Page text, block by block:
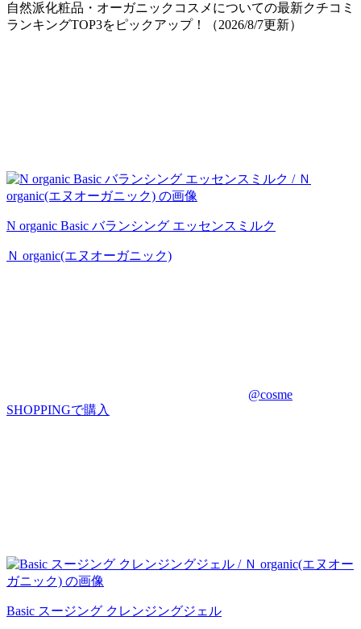
自然派化粧品・オーガニックコスメについての最新クチコミ
ランキングTOP3をピックアップ！（2026/8/7更新）
N organic Basic バランシング エッセンスミルク
Ｎ organic(エヌオーガニック)
@cosme
SHOPPINGで購入
Basic スージング クレンジングジェル